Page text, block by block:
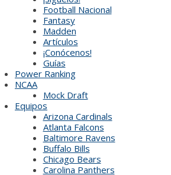
Football Nacional
Fantasy
Madden
Artículos
¡Conócenos!
Guías
Power Ranking
NCAA
Mock Draft
Equipos
Arizona Cardinals
Atlanta Falcons
Baltimore Ravens
Buffalo Bills
Chicago Bears
Carolina Panthers